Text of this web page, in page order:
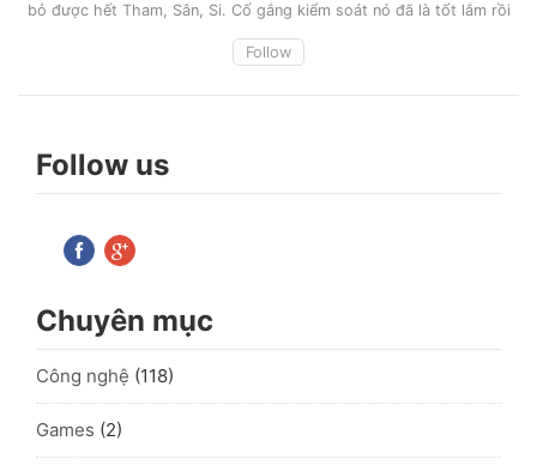
bỏ được hết Tham, Sân, Si. Cố gắng kiểm soát nó đã là tốt lắm rồi
Follow
Follow us
Chuyên mục
Công nghệ (118)
Games (2)